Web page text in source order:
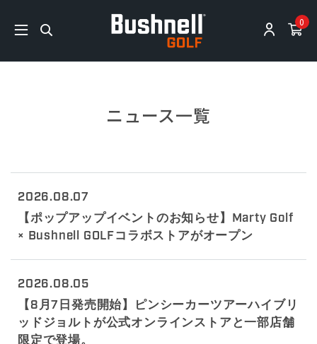
0
ニュース一覧
2026.08.07
【ポップアップイベントのお知らせ】Marty Golf
× Bushnell GOLFコラボストアがオープン
2026.08.05
【8月7日発売開始】ピンシーカーツアーハイブリ
ッドジョルトが公式オンラインストアと一部店舗
限定で登場。